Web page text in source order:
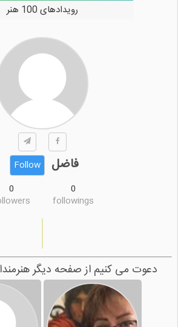
رویدادهای 100 هنر
فاضل
Follow
0
followings
0
دعوت می کنیم از صفحه دیگر